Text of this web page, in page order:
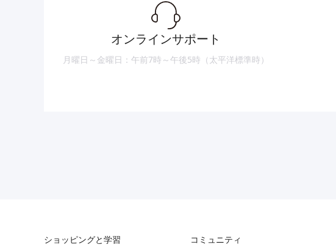
オンラインサポート
月曜日～金曜日：午前7時～午後5時（太平洋標準時）
ショッピングと学習 コミュニティ